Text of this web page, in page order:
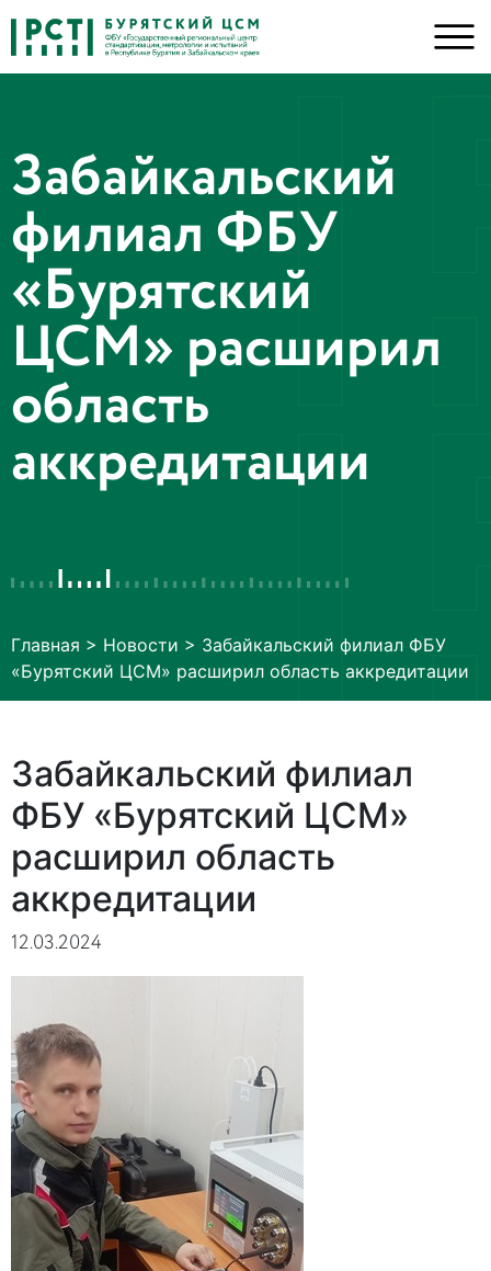
Забайкальский
филиал ФБУ
«Бурятский
ЦСМ» расширил
область
аккредитации
Главная > Новости > Забайкальский филиал ФБУ
«Бурятский ЦСМ» расширил область аккредитации
Забайкальский филиал
ФБУ «Бурятский ЦСМ»
расширил область
аккредитации
12.03.2024